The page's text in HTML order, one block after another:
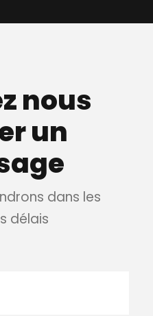
nous
un
dans les
délais